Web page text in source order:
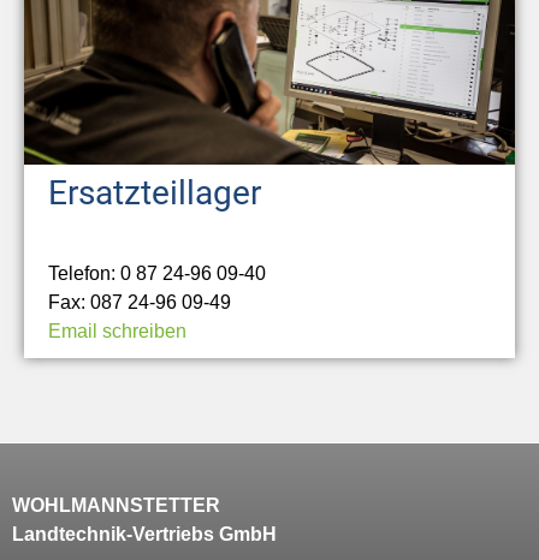
Ersatzteillager
Telefon: 0 87 24-96 09-40
Fax: 087 24-96 09-49
Email schreiben
WOHLMANNSTETTER
Landtechnik-Vertriebs GmbH